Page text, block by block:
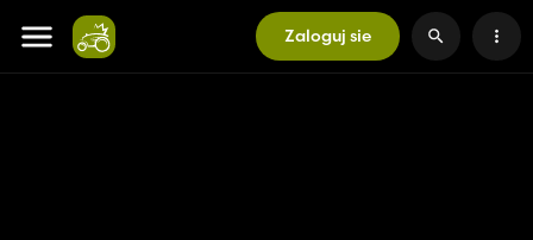
Zaloguj sie